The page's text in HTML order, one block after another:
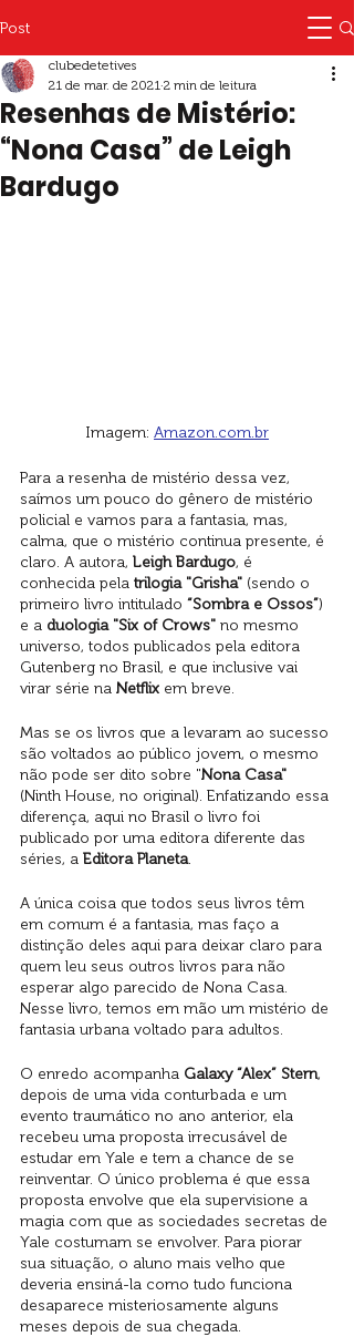
Post
Resenhas de Mistério:
“Nona Casa” de Leigh
Bardugo
clubedetetives
21 de mar. de 2021 2 min de leitura
Imagem: Amazon.com.br
Para a resenha de mistério dessa vez,
saímos um pouco do gênero de mistério
policial e vamos para a fantasia, mas,
calma, que o mistério continua presente, é
claro. A autora, Leigh Bardugo, é
conhecida pela trilogia "Grisha" (sendo o
primeiro livro intitulado “Sombra e Ossos”)
e a duologia "Six of Crows" no mesmo
universo, todos publicados pela editora
Gutenberg no Brasil, e que inclusive vai
virar série na Netflix em breve.
Mas se os livros que a levaram ao sucesso
são voltados ao público jovem, o mesmo
não pode ser dito sobre "Nona Casa"
(Ninth House, no original). Enfatizando essa
diferença, aqui no Brasil o livro foi
publicado por uma editora diferente das
séries, a Editora Planeta.
A única coisa que todos seus livros têm
em comum é a fantasia, mas faço a
distinção deles aqui para deixar claro para
quem leu seus outros livros para não
esperar algo parecido de Nona Casa.
Nesse livro, temos em mão um mistério de
fantasia urbana voltado para adultos.
O enredo acompanha Galaxy “Alex” Stern,
depois de uma vida conturbada e um
evento traumático no ano anterior, ela
recebeu uma proposta irrecusável de
estudar em Yale e tem a chance de se
reinventar. O único problema é que essa
proposta envolve que ela supervisione a
magia com que as sociedades secretas de
Yale costumam se envolver. Para piorar
sua situação, o aluno mais velho que
deveria ensiná-la como tudo funciona
desaparece misteriosamente alguns
meses depois de sua chegada.